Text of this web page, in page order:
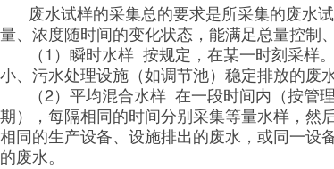
废水试样的采集总的要求是所采集的废水
量、浓度随时间的变化状态，能满足总量控制
（1）瞬时水样 按规定，在某一时刻采样
小、污水处理设施（如调节池）稳定排放的废水
（2）平均混合水样 在一段时间内（按管
期），每隔相同的时间分别采集等量水样，然
相同的生产设备、设施排出的废水，或同一设
的废水。